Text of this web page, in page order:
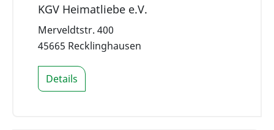
KGV Heimatliebe e.V.
Merveldtstr. 400
45665 Recklinghausen
Details